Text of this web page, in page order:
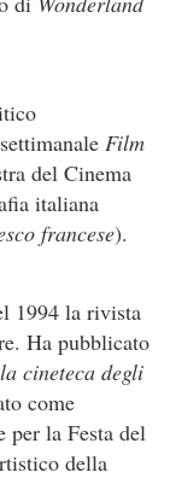
Film
del Cinema
italiana
francese).
1994 la rivista
Ha pubblicato
cineteca degli
come
per la Festa del
della